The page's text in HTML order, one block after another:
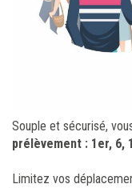
Souple et sécurisé,
prélèvement : 1er, 6,
Limitez vos